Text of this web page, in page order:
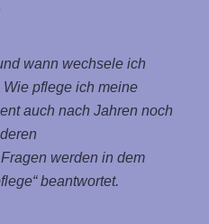
wann wechsele ich
pflege ich meine
auch nach Jahren noch
werden in dem
beantwortet.